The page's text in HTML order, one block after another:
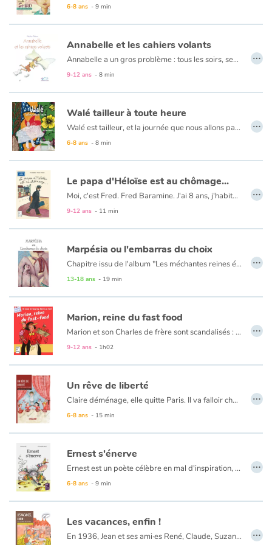
6-8 ans - 9 min
Annabelle et les cahiers volants
Annabelle a un gros problème : tous les soirs, ses cahiers s’envolent !
Pourquoi est-elle la seule à voir ses feuilles partir vers le ciel ?
9-12 ans - 8 min
…
Walé tailleur à toute heure
Walé est tailleur, et la journée que nous allons passer avec lui s’annonce chargée en visites et en travaux : demain c’est le mariage de Issouf son ami le tapissier. Ah ! j’oubliais, il y a en plus la finale des petits footballeurs du quartier qui méritent bien un maillot tout neuf pour l’occasion.
6-8 ans - 8 min
…
Le papa d'Héloïse est au chômage...
Moi, c'est Fred. Fred Baramine. J'ai 8 ans, j'habite 7 rue Cénou. L'autre jour, j'ai entendu les parents d'Héloïse Crampon, ma voisine, se disputer. Le lendemain, j'ai surpris son papa dans l'escalier avec un imper à col relevé, un chapeau gris très enfoncé, et des lunettes noires, bizarre ! Je l'ai suivi jusqu'à un immeuble où était écrit : ANPE...
9-12 ans - 11 min
…
Marpésia ou l'embarras du choix
Chapitre issu de l'album "Les méchantes reines étaient-elles de gentilles princesses ?" de Grégoire Kocjan et Léo Méar
-Miroir, mon beau miroir, dis-moi quelles sont les plus belles histoires de princesses...
13-18 ans - 19 min
…
Marion, reine du fast food
Marion et son Charles de frère sont scandalisés : cet été, pas de vacances au soleil ! Au lieu de ça, les parents ont décidé de refaire la cuisine de la maison à neuf… Charles ne baisse pas les bras : pour financer son plan-vacances-de-rêve-avec-son-meilleur-pote-Félix il se fait embaucher chez Fast-Burger. Et Marion, alors ? Elle resterait sur le bord de la route ? C’est ce qu’on va voir ! Un roman régalant, à dévorer sans modération. 9/15 ans. 96 pages.
9-12 ans - 1h02
…
Un rêve de liberté
Claire déménage, elle quitte Paris. Il va falloir changer d’école, s’adapter et se refaire des amis. La mère de Claire est médecin, elle sera la première femme médecin de la ville. Tandis que Claire, elle, rêve de devenir majorette, une Etoile Filante comme Sylvie, sa meilleure amie. La maman de Sylvie rêve de venir pâtissière mais son mari ne souhaite pas qu’elle travaille. En 1965, en France, il n’est pas facile pour les femmes de travailler mais la société change.
6-8 ans - 15 min
…
Ernest s'énerve
Ernest est un poète célèbre en mal d'inspiration, mais voilà que tout le monde s'en mêle...
6-8 ans - 9 min
…
Les vacances, enfin !
En 1936, Jean et ses ami·es René, Claude, Suzanne et Luigi partagent leur quotidien à l’école, mais aussi en dehors, entre parties de pêche et de football. Leurs parents, ouvriers dans les usines de Saint-Étienne, travaillent dur pour subvenir aux besoins de leur famille. Le dimanche 3 mai 1936, leur quotidien bascule : le Front populaire est élu aux législatives. Bientôt, ce sont les travailleurs qui sortent dans les rues pour défendre leurs droits : de meilleures conditions de travail et des congés payés. En écoutant ses parents et la radio, et en discutant avec ses camarades, Jean est témoin des changements amorcés par l’élection du Front populaire. Il vit le combat des ouvriers à travers ses yeux d’enfant, mais il en saisit toute l’importance lorsque ses propres rêves prennent réalité, avec son départ à la mer pour ses premières vacances en famille. …